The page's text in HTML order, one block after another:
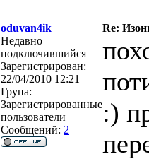
oduvan4ik
Re:
Недавно
подключившийся
Зарегистрирован:
22/04/2010 12:21
Група:
Зарегистрированные
пользователи
Сообщений: 2
:)